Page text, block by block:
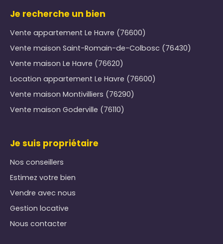
Je recherche un bien
Vente appartement Le Havre (76600)
Vente maison Saint-Romain-de-Colbosc (76430)
Vente maison Le Havre (76620)
Location appartement Le Havre (76600)
Vente maison Montivilliers (76290)
Vente maison Goderville (76110)
Je suis propriétaire
Nos conseillers
Estimez votre bien
Vendre avec nous
Gestion locative
Nous contacter